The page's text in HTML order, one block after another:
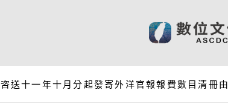
咨送十一年十月分起發寄外洋官報報費數目清冊由